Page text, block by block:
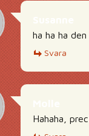
ha ha ha
Svara
Hahaha,